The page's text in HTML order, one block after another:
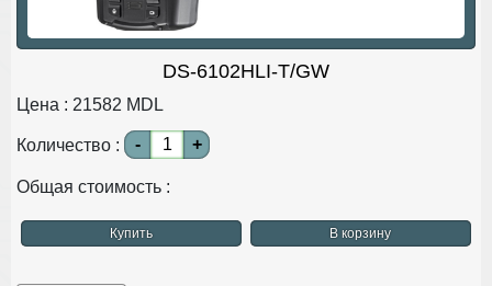
DS-6102HLI-T/GW
Цена : 21582 MDL
Количество : - +
Общая стоимость :
Купить В корзину